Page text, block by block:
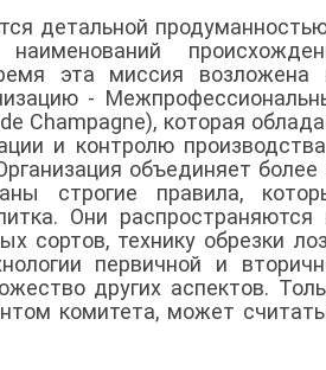
детальной
эта миссия возложена
-
Champagne), которая
и контролю
объединяет более
строгие правила,
Они распространяются
сортов, технику обрезки
первичной и
других аспектов.
комитета, может